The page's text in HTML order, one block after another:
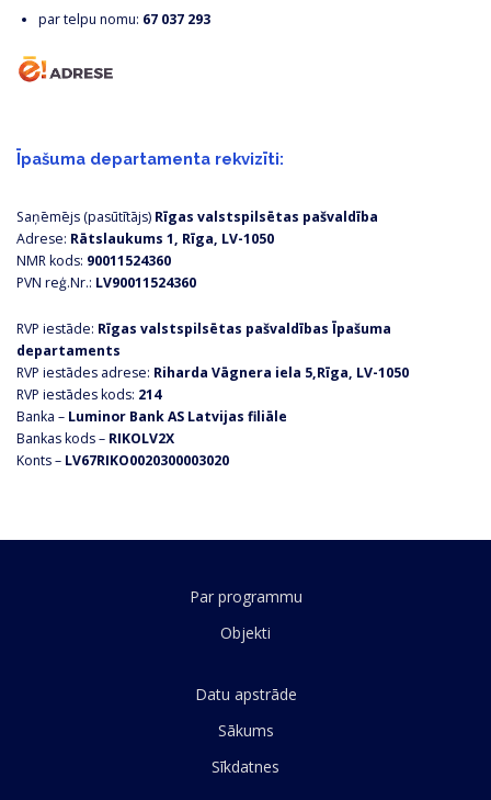
par telpu nomu: 67 037 293
Īpašuma departamenta rekvizīti:
Saņēmējs (pasūtītājs) Rīgas valstspilsētas pašvaldība
Adrese: Rātslaukums 1, Rīga, LV-1050
NMR kods: 90011524360
PVN reģ.Nr.: LV90011524360
RVP iestāde: Rīgas valstspilsētas pašvaldības Īpašuma
departaments
RVP iestādes adrese: Riharda Vāgnera iela 5,Rīga, LV-1050
RVP iestādes kods: 214
Banka – Luminor Bank AS Latvijas filiāle
Bankas kods – RIKOLV2X
Konts – LV67RIKO0020300003020
Par programmu
Objekti
Datu apstrāde
Sākums
Sīkdatnes